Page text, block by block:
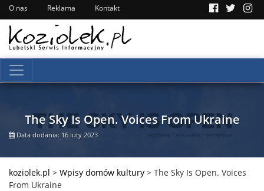
O nas Reklama Kontakt
The Sky Is Open. Voices From Ukraine
Data dodania: 16 luty 2023
koziolek.pl > Wpisy domów kultury > The Sky Is Open. Voices
From Ukraine